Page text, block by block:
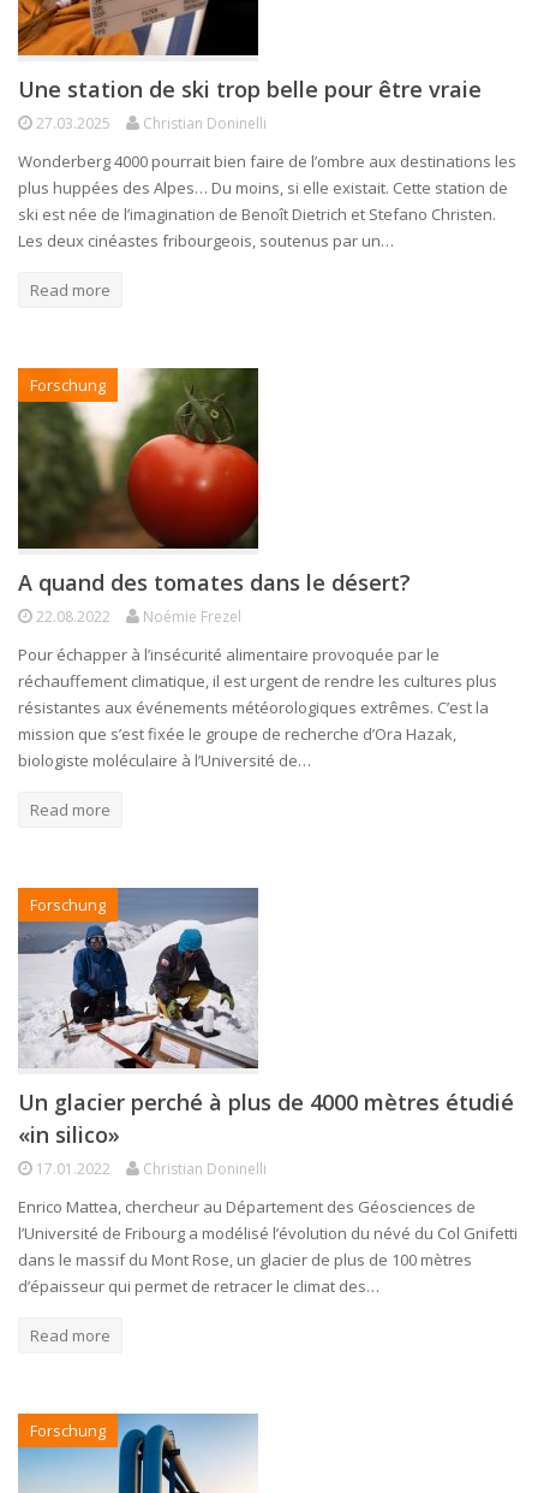
Une station de ski trop belle pour être vraie
27.03.2025 Christian Doninelli
Wonderberg 4000 pourrait bien faire de l’ombre aux destinations les
plus huppées des Alpes… Du moins, si elle existait. Cette station de
ski est née de l’imagination de Benoît Dietrich et Stefano Christen.
Les deux cinéastes fribourgeois, soutenus par un…
Read more
Forschung
A quand des tomates dans le désert?
22.08.2022 Noémie Frezel
Pour échapper à l’insécurité alimentaire provoquée par le
réchauffement climatique, il est urgent de rendre les cultures plus
résistantes aux événements météorologiques extrêmes. C’est la
mission que s’est fixée le groupe de recherche d’Ora Hazak,
biologiste moléculaire à l’Université de…
Read more
Forschung
Un glacier perché à plus de 4000 mètres étudié
«in silico»
17.01.2022 Christian Doninelli
Enrico Mattea, chercheur au Département des Géosciences de
l’Université de Fribourg a modélisé l’évolution du névé du Col Gnifetti
dans le massif du Mont Rose, un glacier de plus de 100 mètres
d’épaisseur qui permet de retracer le climat des…
Read more
Forschung